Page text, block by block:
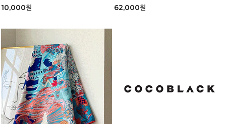
10,000원 62,000원